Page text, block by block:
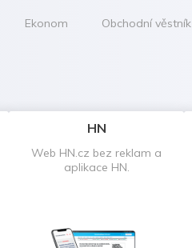
Ekonom Obchodní věstník
HN
Web HN.cz bez reklam a
aplikace HN.